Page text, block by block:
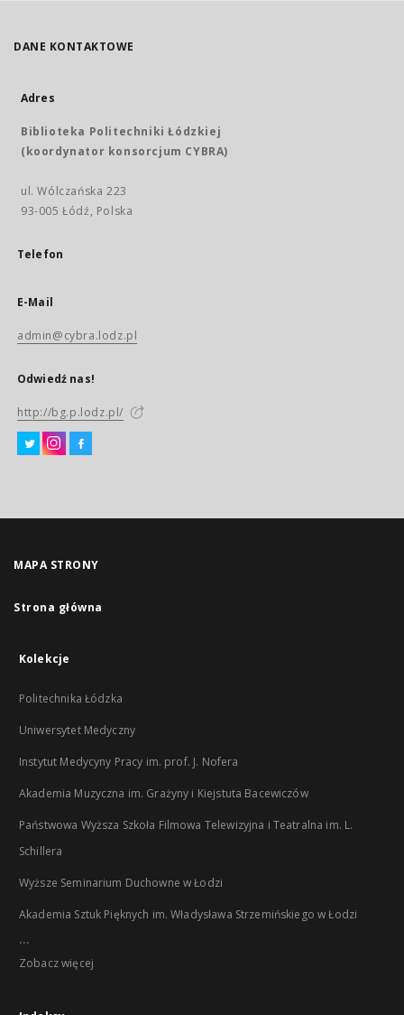
DANE KONTAKTOWE
Adres
Biblioteka Politechniki Łódzkiej
(koordynator konsorcjum CYBRA)
ul. Wólczańska 223
93-005 Łódź, Polska
Telefon
E-Mail
admin@cybra.lodz.pl
Odwiedź nas!
http://bg.p.lodz.pl/
MAPA STRONY
Strona główna
Kolekcje
Politechnika Łódzka
Uniwersytet Medyczny
Instytut Medycyny Pracy im. prof. J. Nofera
Akademia Muzyczna im. Grażyny i Kiejstuta Bacewiczów
Państwowa Wyższa Szkoła Filmowa Telewizyjna i Teatralna im. L.
Schillera
Wyższe Seminarium Duchowne w Łodzi
Akademia Sztuk Pięknych im. Władysława Strzemińskiego w Łodzi
...
Zobacz więcej